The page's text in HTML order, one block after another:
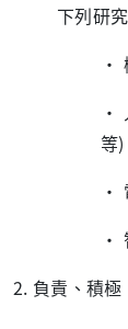
下列研
•
•
等
•
•
2. 負責、積